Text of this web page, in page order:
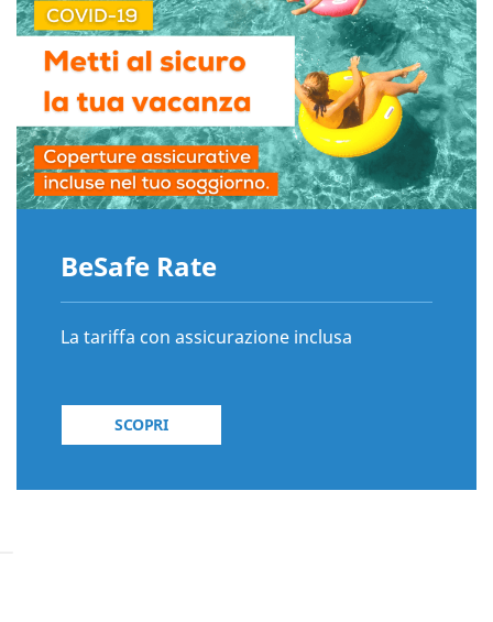
BeSafe Rate
La tariffa con assicurazione inclusa
SCOPRI